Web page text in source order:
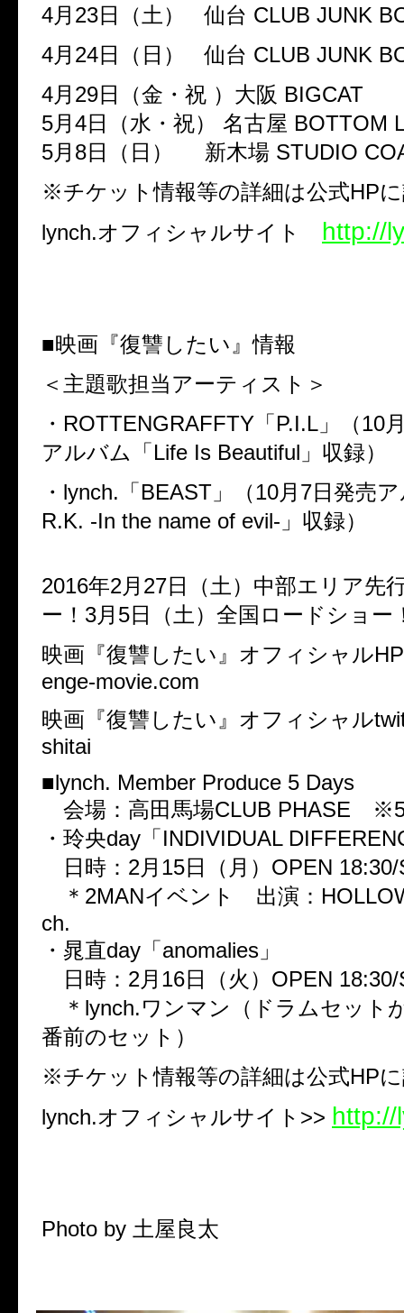
4月23日（土） 仙台 CLUB JUNK
4月24日（日） 仙台 CLUB JUNK
4月29日（金・祝 ）大阪 BIGCAT
5月4日（水・祝） 名古屋 BOTTOM
5月8日（日） 新木場 STUDIO
※チケット情報等の詳細は公式HP
lynch.オフィシャルサイト http://
■映画『復讐したい』情報
＜主題歌担当アーティスト＞
・ROTTENGRAFFTY「P.I.L」（10
アルバム「Life Is Beautiful」収録）
・lynch.「BEAST」（10月7日発売
R.K. -In the name of evil-
2016年2月27日（土）中部エリア先
ー！3月5日（土）全国ロードショー
映画『復讐したい』オフィシャル
enge-movie.com
映画『復讐したい』オフィシャル
shitai
■lynch. Member Produce 5 Days
会場：高田馬場CLUB PHASE
・玲央day「INDIVIDUAL
日時：2月15日（月）OPEN 18:30/
＊2MANイベント 出演：
ch.
・晁直day「anomalies」
日時：2月16日（火）OPEN 18:30/
＊lynch.ワンマン（ドラムセット
番前のセット）
※チケット情報等の詳細は公式HP
lynch.オフィシャルサイト>> http://
Photo by 土屋良太